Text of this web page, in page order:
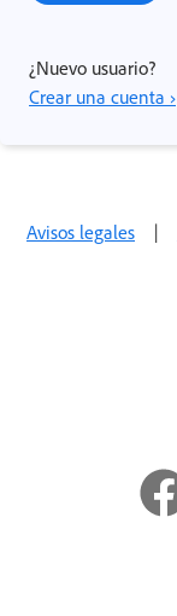
¿Nuevo usuario?
Crear una cuenta ›
Avisos legales |